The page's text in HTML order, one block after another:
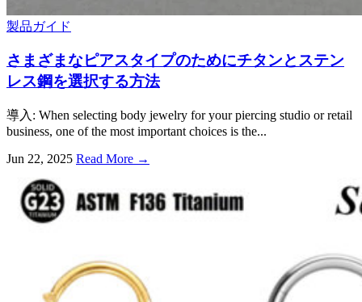
製品ガイド
さまざまなピアスタイプのためにチタンとステン
レス鋼を選択する方法
導入: When selecting body jewelry for your piercing studio or retail
business, one of the most important choices is the...
Jun 22, 2025 Read More →